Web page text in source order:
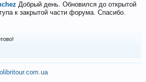
Добрый день. Обновился до открытой
к закрытой части форума. Спасибо.